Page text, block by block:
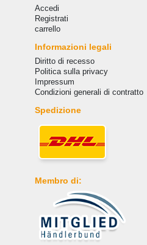
Accedi
Registrati
carrello
Informazioni legali
Diritto di recesso
Politica sulla privacy
Impressum
Condizioni generali di contratto
Spedizione
Membro di: